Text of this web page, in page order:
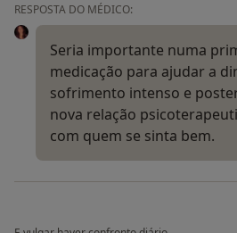
RESPOSTA DO MÉDICO:
Seria importante numa
medicação para ajudar a
sofrimento intenso e
nova relação
com quem se sinta bem.